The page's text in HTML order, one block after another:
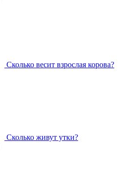
Сколько весит взрослая корова?
Сколько живут утки?